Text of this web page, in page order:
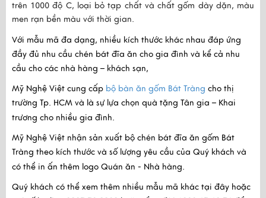
trên 1000 độ C, loại bỏ tạp chất và chất gốm dày dặn, màu
men rạn bền màu với thời gian.
Với mẫu mã đa dạng, nhiều kích thước khác nhau đáp ứng
đầy đủ nhu cầu chén bát đĩa ăn cho gia đình và kể cả nhu
cầu cho các nhà hàng – khách sạn,
Mỹ Nghệ Việt cung cấp bộ bàn ăn gốm Bát Tràng cho thị
trường Tp. HCM và là sự lựa chọn quà tặng Tân gia – Khai
trương cho nhiều gia đình.
Mỹ Nghệ Việt nhận sản xuất bộ chén bát đĩa ăn gốm Bát
Tràng theo kích thước và số lượng yêu cầu của Quý khách và
có thể in ấn thêm logo Quán ăn - Nhà hàng.
Quý khách có thể xem thêm nhiều mẫu mã khác tại đây hoặc